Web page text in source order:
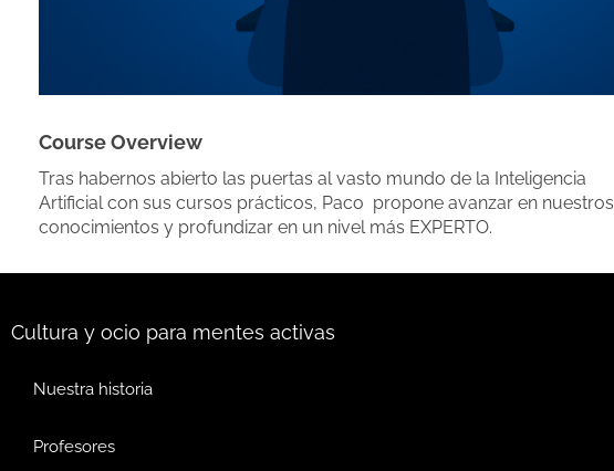
Course Overview
Tras habernos abierto las puertas al vasto mundo de la Inteligencia
Artificial con sus cursos prácticos, Paco propone avanzar en nuestros
conocimientos y profundizar en un nivel más EXPERTO.
Cultura y ocio para mentes activas
Nuestra historia
Profesores